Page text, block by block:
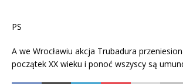
PS
A we Wrocławiu akcja Trubadura
początek XX wieku i ponoć wszyscy są